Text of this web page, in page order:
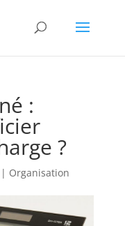
:
?
Organisation